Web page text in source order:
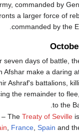
commanded by
a larger force of
commanded by the
.
seven days of battle,
Afshar make a daring
Ashraf's battalions,
the remainder to
to the
– The Treaty of Sevilleis
, France, Spain and